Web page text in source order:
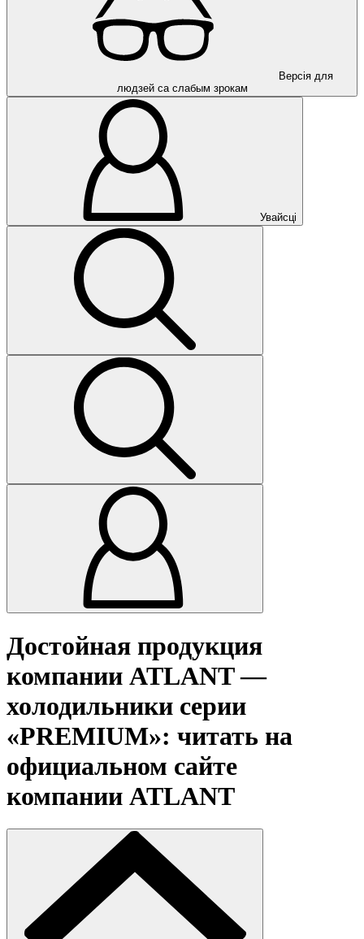
Версія для
людзей са слабым зрокам
Увайсці
Достойная продукция
компании ATLANT —
холодильники серии
«PREMIUM»: читать на
официальном сайте
компании ATLANT